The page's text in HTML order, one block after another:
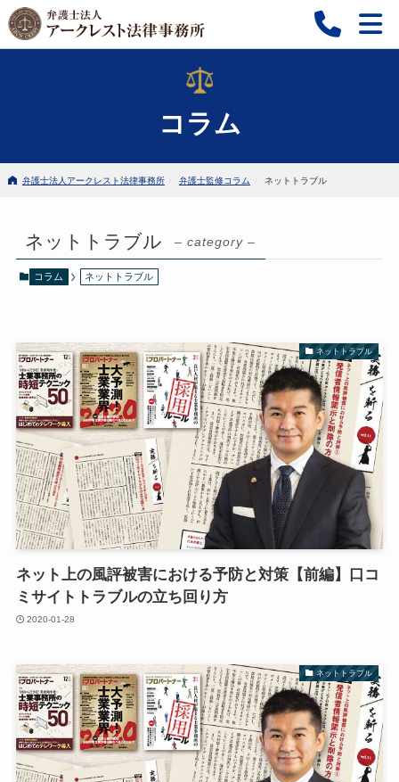
コラム
弁護士法人アークレスト法律事務所 弁護士監修コラム ネットトラブル
ネットトラブル – category –
コラム ネットトラブル
ネットトラブル
ネット上の風評被害における予防と対策【前編】口コ
ミサイトトラブルの立ち回り方
2020-01-28
ネットトラブル